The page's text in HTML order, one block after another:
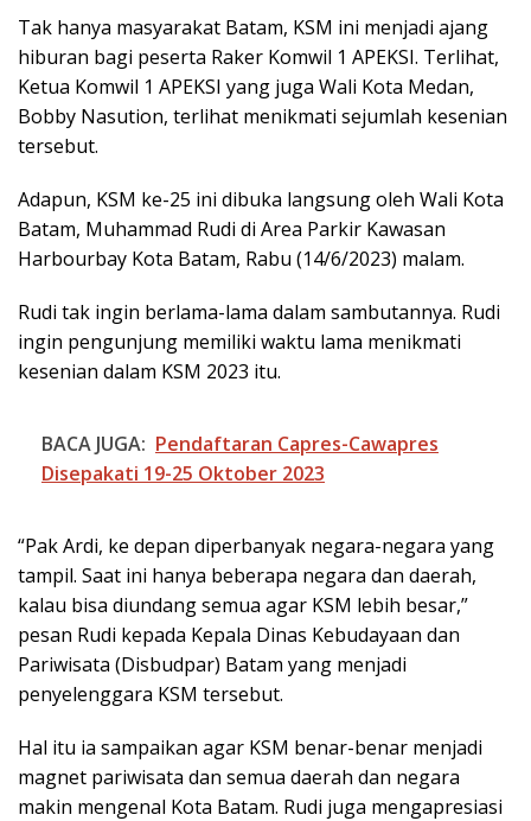
Tak hanya masyarakat Batam, KSM ini menjadi ajang
hiburan bagi peserta Raker Komwil 1 APEKSI. Terlihat,
Ketua Komwil 1 APEKSI yang juga Wali Kota Medan,
Bobby Nasution, terlihat menikmati sejumlah kesenian
tersebut.
Adapun, KSM ke-25 ini dibuka langsung oleh Wali Kota
Batam, Muhammad Rudi di Area Parkir Kawasan
Harbourbay Kota Batam, Rabu (14/6/2023) malam.
Rudi tak ingin berlama-lama dalam sambutannya. Rudi
ingin pengunjung memiliki waktu lama menikmati
kesenian dalam KSM 2023 itu.
BACA JUGA: Pendaftaran Capres-Cawapres
Disepakati 19-25 Oktober 2023
“Pak Ardi, ke depan diperbanyak negara-negara yang
tampil. Saat ini hanya beberapa negara dan daerah,
kalau bisa diundang semua agar KSM lebih besar,”
pesan Rudi kepada Kepala Dinas Kebudayaan dan
Pariwisata (Disbudpar) Batam yang menjadi
penyelenggara KSM tersebut.
Hal itu ia sampaikan agar KSM benar-benar menjadi
magnet pariwisata dan semua daerah dan negara
makin mengenal Kota Batam. Rudi juga mengapresiasi